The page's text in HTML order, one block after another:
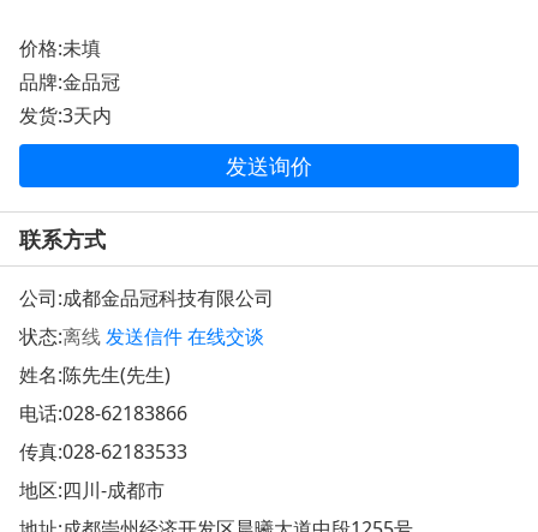
价格:未填
品牌:金品冠
发货:3天内
发送询价
联系方式
公司:成都金品冠科技有限公司
状态:离线发送信件在线交谈
姓名:陈先生(先生)
电话:028-62183866
传真:028-62183533
地区:四川-成都市